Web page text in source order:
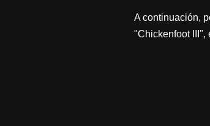
A continuación,
"Chickenfoot III",